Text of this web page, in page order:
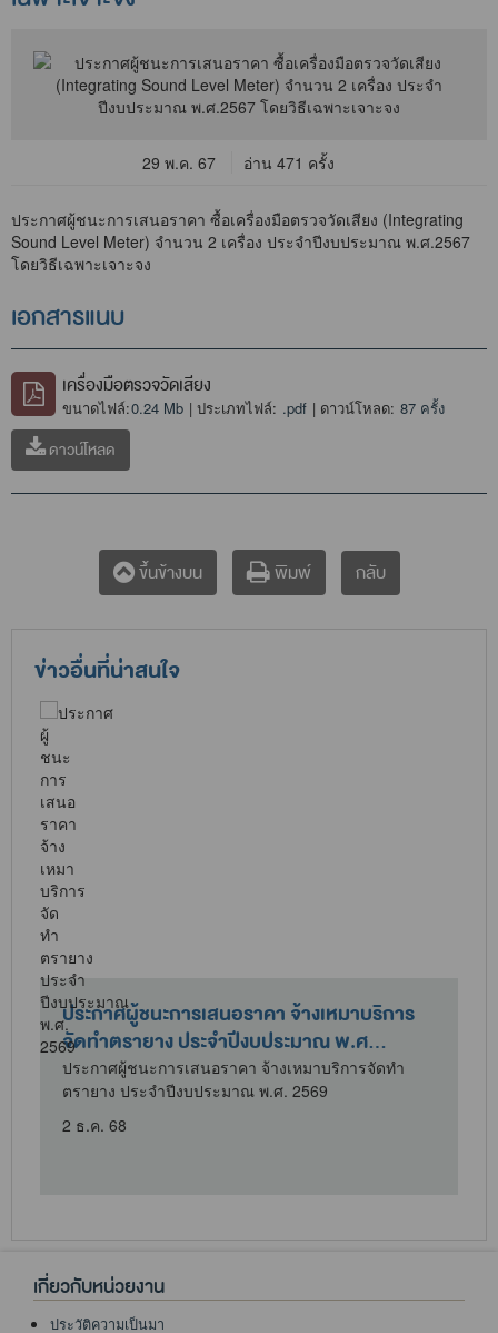
29 พ.ค. 67 อ่าน 471 ครั้ง
ประกาศผู้ชนะการเสนอราคา ซื้อเครื่องมือตรวจวัดเสียง (Integrating
Sound Level Meter) จำนวน 2 เครื่อง ประจำปีงบประมาณ พ.ศ.2567
โดยวิธีเฉพาะเจาะจง
เอกสารแนบ
เครื่องมือตรวจวัดเสียง
ขนาดไฟล์:0.24 Mb | ประเภทไฟล์: .pdf | ดาวน์โหลด: 87 ครั้ง
ดาวน์โหลด
ขึ้นข้างบน พิมพ์ กลับ
ข่าวอื่นที่น่าสนใจ
ประกาศผู้ชนะการเสนอราคา จ้างเหมาบริการ
จัดทำตรายาง ประจำปีงบประมาณ พ.ศ...
ประกาศผู้ชนะการเสนอราคา จ้างเหมาบริการจัดทำ
ตรายาง ประจำปีงบประมาณ พ.ศ. 2569
2 ธ.ค. 68
เกี่ยวกับหน่วยงาน
ประวัติความเป็นมา